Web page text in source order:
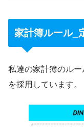
家計簿ルール_
私達の家計簿のル
を採用しています。